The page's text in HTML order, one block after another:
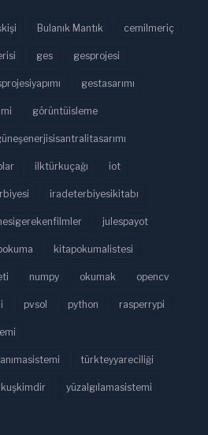
Bulanık Mantık cemilmeriç
ges gesprojesi
gestasarımı
görüntüisleme
ilktürkuçağı iot
iradeterbiyesikitabı
julespayot
kitapokumalistesi
numpy okumak opencv
pvsol python rasperrypi
türkteyyareciliği
yüzalgılamasistemi